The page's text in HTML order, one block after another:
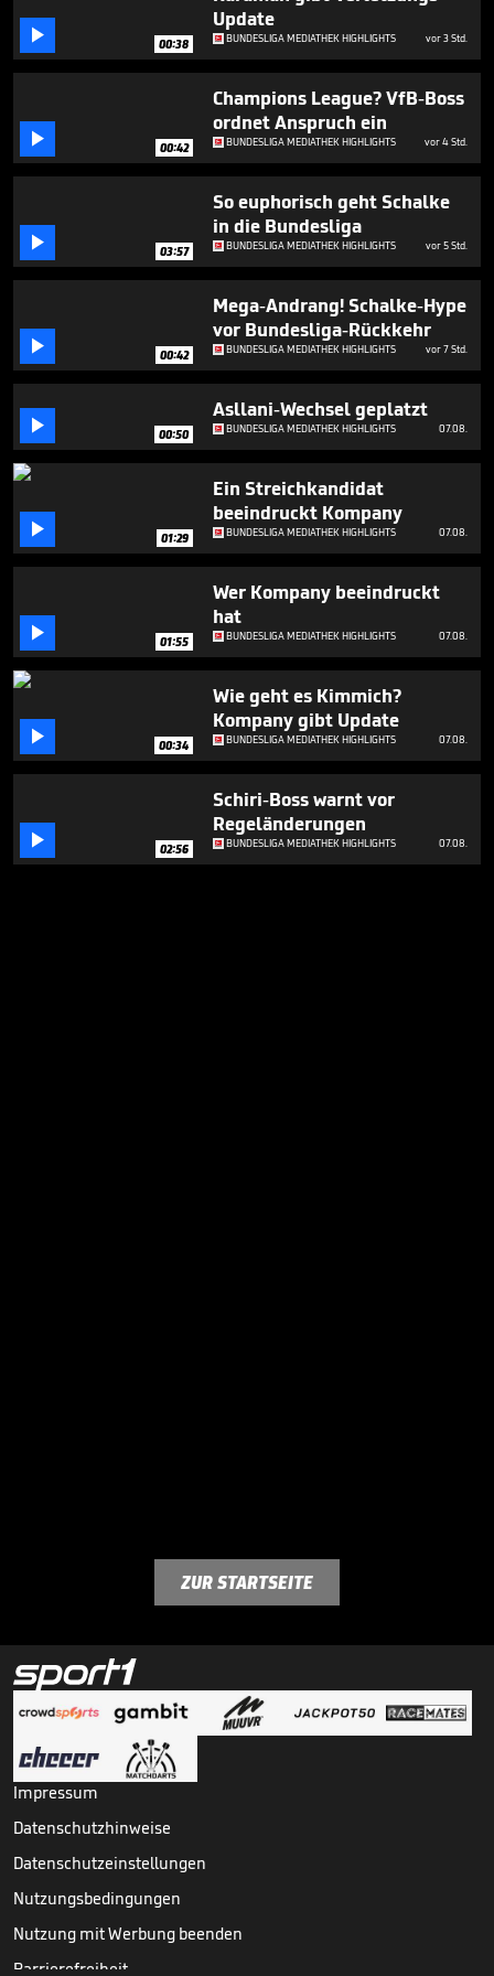
seconds
 00:38
Update
BUNDESLIGA MEDIATHEK HIGHLIGHTS vor 3 Std.
 00:42
Champions League? VfB-Boss
ordnet Anspruch ein
BUNDESLIGA MEDIATHEK HIGHLIGHTS vor 4 Std.
 03:57
So euphorisch geht Schalke
in die Bundesliga
BUNDESLIGA MEDIATHEK HIGHLIGHTS vor 5 Std.
 00:42
Mega-Andrang! Schalke-Hype
vor Bundesliga-Rückkehr
BUNDESLIGA MEDIATHEK HIGHLIGHTS vor 7 Std.
 00:50
Asllani-Wechsel geplatzt
BUNDESLIGA MEDIATHEK HIGHLIGHTS 07.08.
 01:29
Ein Streichkandidat
beeindruckt Kompany
BUNDESLIGA MEDIATHEK HIGHLIGHTS 07.08.
 01:55
Wer Kompany beeindruckt
hat
BUNDESLIGA MEDIATHEK HIGHLIGHTS 07.08.
 00:34
Wie geht es Kimmich?
Kompany gibt Update
BUNDESLIGA MEDIATHEK HIGHLIGHTS 07.08.
 02:56
Schiri-Boss warnt vor
Regeländerungen
BUNDESLIGA MEDIATHEK HIGHLIGHTS 07.08.
ZUR STARTSEITE
Impressum
Datenschutzhinweise
Datenschutzeinstellungen
Nutzungsbedingungen
Nutzung mit Werbung beenden
Barrierefreiheit